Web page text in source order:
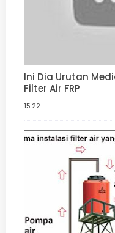
Ini Dia Urutan
Filter Air FRP
15.22